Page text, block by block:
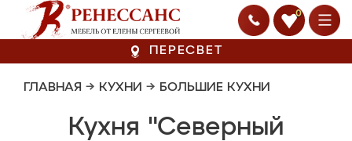
0
ПЕРЕСВЕТ
ГЛАВНАЯ → КУХНИ → БОЛЬШИЕ КУХНИ
Кухня "Северный